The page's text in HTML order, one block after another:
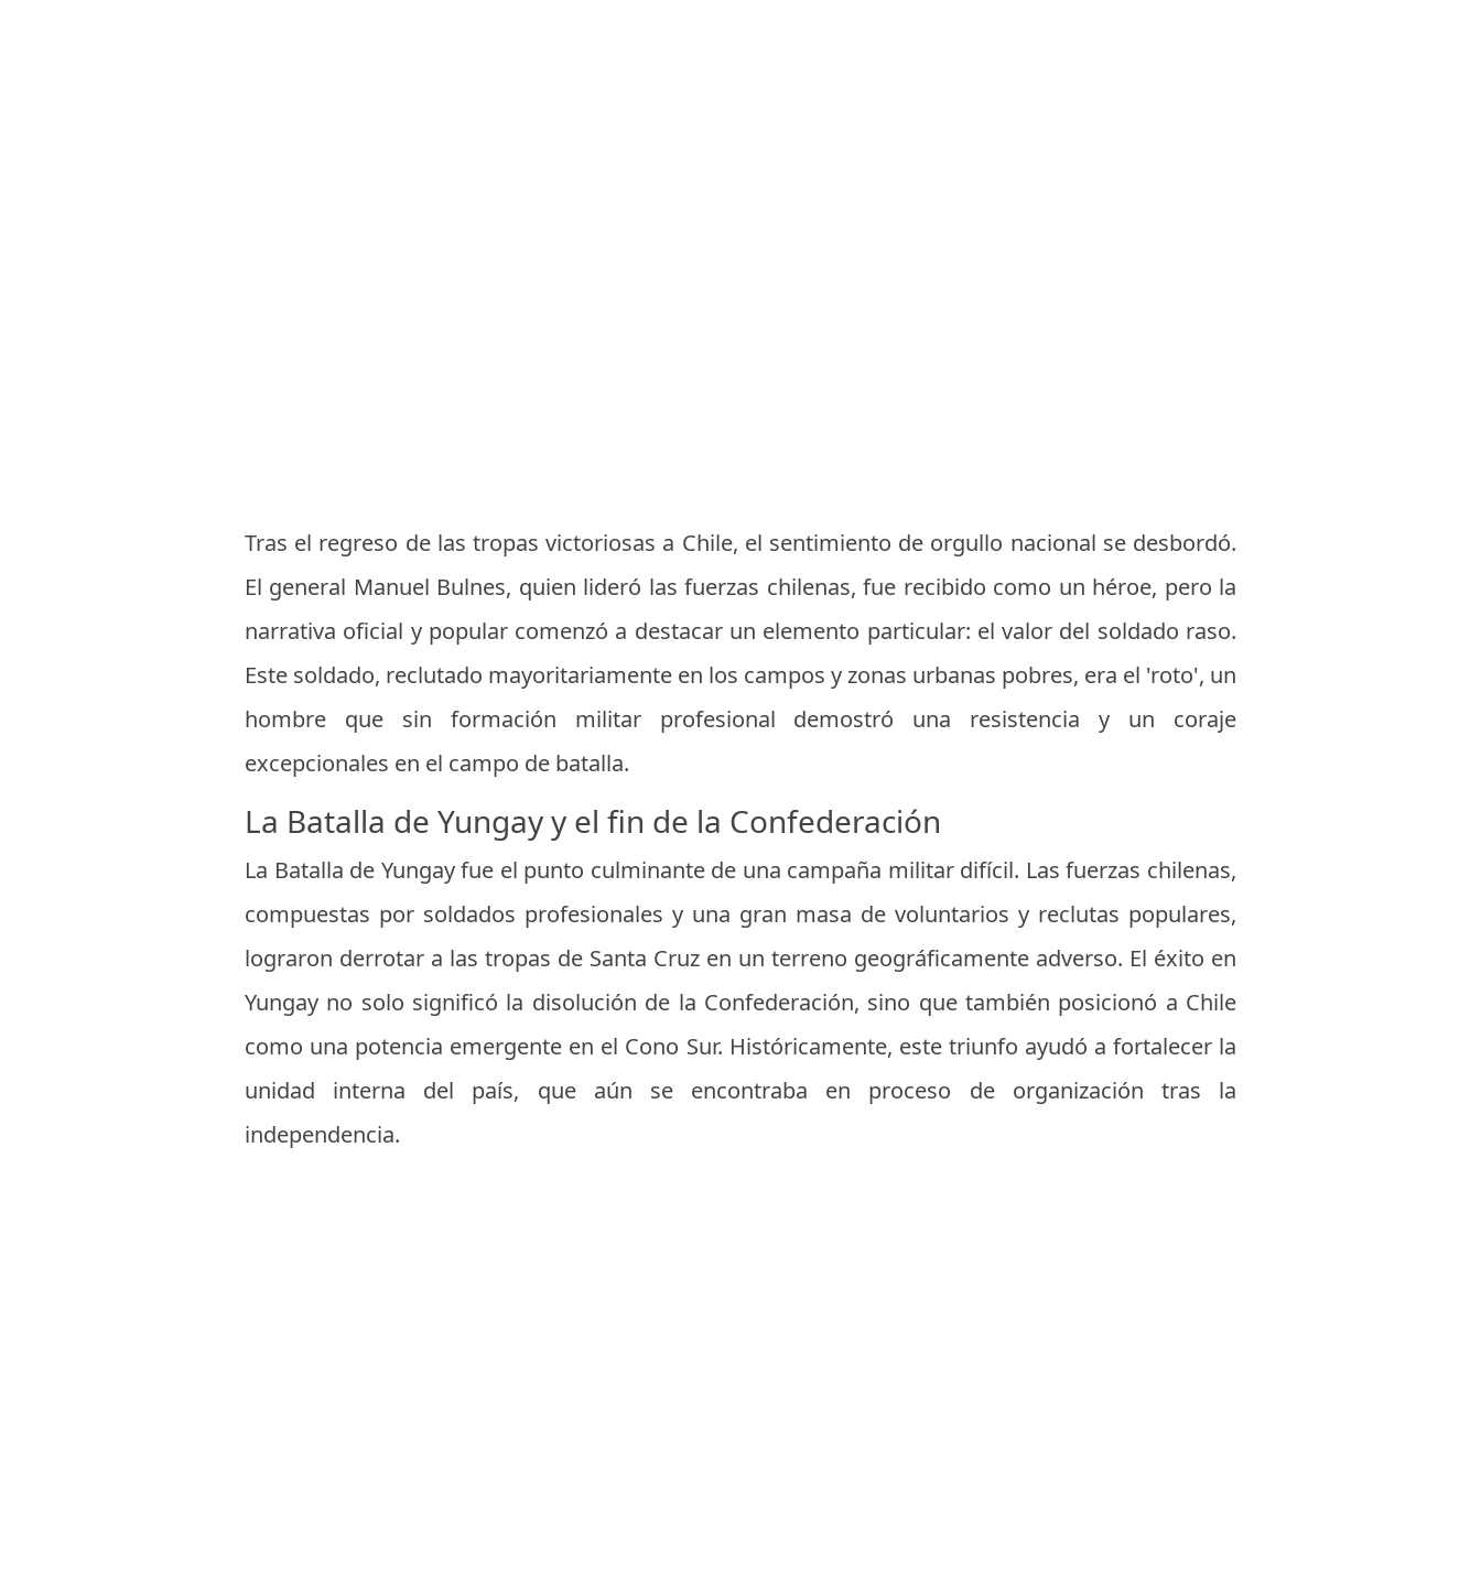
Tras el regreso de las tropas victoriosas a Chile, el sentimiento de orgullo nacional se desbordó.
El general Manuel Bulnes, quien lideró las fuerzas chilenas, fue recibido como un héroe, pero la
narrativa oficial y popular comenzó a destacar un elemento particular: el valor del soldado raso.
Este soldado, reclutado mayoritariamente en los campos y zonas urbanas pobres, era el 'roto', un
hombre que sin formación militar profesional demostró una resistencia y un coraje
excepcionales en el campo de batalla.
La Batalla de Yungay y el fin de la Confederación
La Batalla de Yungay fue el punto culminante de una campaña militar difícil. Las fuerzas chilenas,
compuestas por soldados profesionales y una gran masa de voluntarios y reclutas populares,
lograron derrotar a las tropas de Santa Cruz en un terreno geográficamente adverso. El éxito en
Yungay no solo significó la disolución de la Confederación, sino que también posicionó a Chile
como una potencia emergente en el Cono Sur. Históricamente, este triunfo ayudó a fortalecer la
unidad interna del país, que aún se encontraba en proceso de organización tras la
independencia.